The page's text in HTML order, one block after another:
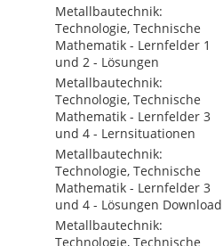
Metallbautechnik:
Technologie, Technische
Mathematik - Lernfelder 1
und 2 - Lösungen
Metallbautechnik:
Technologie, Technische
Mathematik - Lernfelder 3
und 4 - Lernsituationen
Metallbautechnik:
Technologie, Technische
Mathematik - Lernfelder 3
und 4 - Lösungen Download
Metallbautechnik:
Technologie, Technische